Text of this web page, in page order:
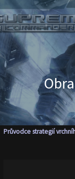
Přeskočit
na
obsah
Průvodce strategií